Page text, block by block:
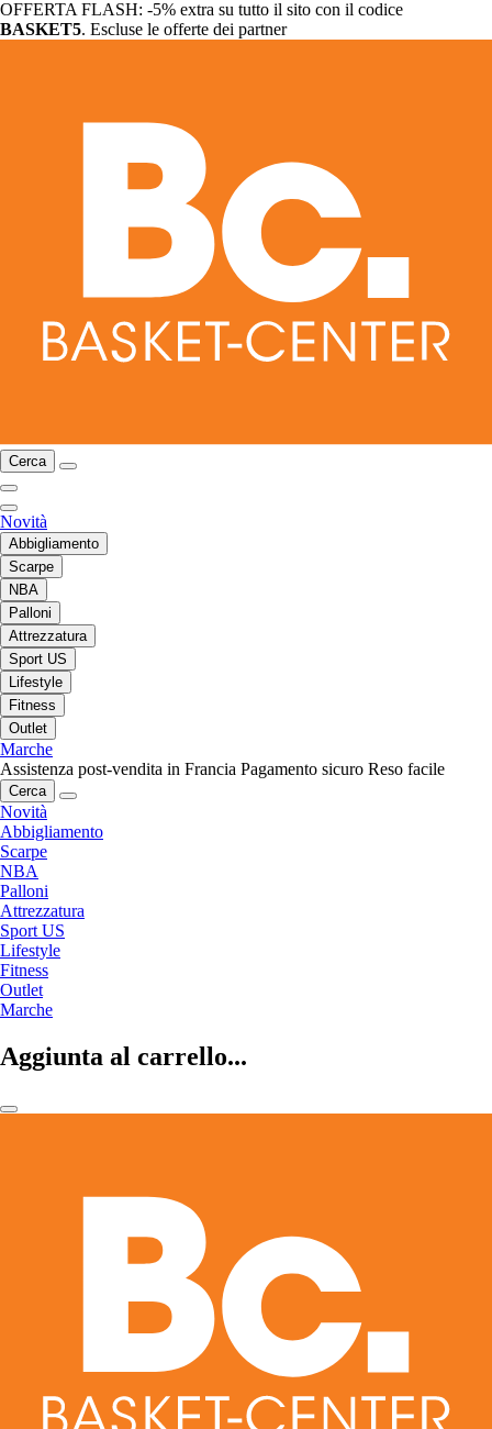
OFFERTA FLASH: -5% extra su tutto il sito con il codice
BASKET5. Escluse le offerte dei partner
Cerca
Novità
Abbigliamento
Scarpe
NBA
Palloni
Attrezzatura
Sport US
Lifestyle
Fitness
Outlet
Marche
Assistenza post-vendita in Francia Pagamento sicuro Reso facile
Cerca
Novità
Abbigliamento
Scarpe
NBA
Palloni
Attrezzatura
Sport US
Lifestyle
Fitness
Outlet
Marche
Aggiunta al carrello...